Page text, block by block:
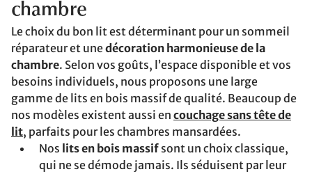
chambre
Le choix du bon lit est déterminant pour un sommeil
réparateur et unedécoration harmonieuse de la
chambre. Selon vos goûts, l’espace disponible et vos
besoins individuels, nous proposons une large
gamme de lits en bois massif de qualité. Beaucoup de
nos modèles existent aussi en couchage sans tête de
lit, parfaits pour les chambres mansardées.
Nos lits en bois massif sont un choix classique,
qui ne se démode jamais. Ils séduisent par leur